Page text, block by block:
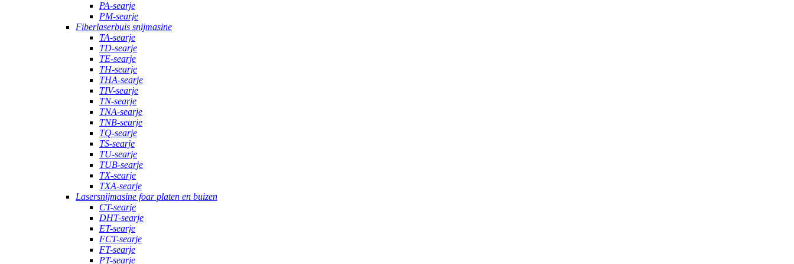
PA-searje
PM-searje
Fiberlaserbuis snijmasine
TA-searje
TD-searje
TE-searje
TH-searje
THA-searje
TIV-searje
TN-searje
TNA-searje
TNB-searje
TQ-searje
TS-searje
TU-searje
TUB-searje
TX-searje
TXA-searje
Lasersnijmasine foar platen en buizen
CT-searje
DHT-searje
ET-searje
FCT-searje
FT-searje
PT-searje